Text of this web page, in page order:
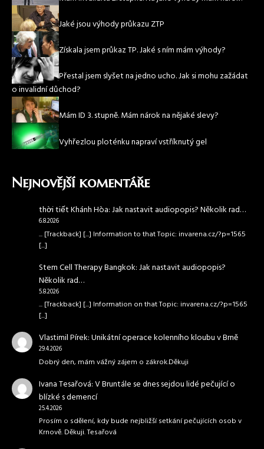
Jaké jsou výhody průkazu ZTP
Získala jsem průkaz TP. Jaké s ním mám výhody?
Přestal jsem slyšet na jedno ucho. Jak si mohu zažádat
o invalidní důchod?
Mám ID 3. stupně. Mám nárok na nějaké slevy?
Vyhřezlou ploténku napraví vstříknutý gel
Nejnovější komentáře
thời tiết Khánh Hòa:Jak nastavit audiopopis? Několik rad…
6.8.2026
... [Trackback] [...] Information to that Topic: invarena.cz/?p=1565
[...]
Stem Cell Therapy Bangkok:Jak nastavit audiopopis?
Několik rad…
5.8.2026
... [Trackback] [...] Information on that Topic: invarena.cz/?p=1565
[...]
Vlastimil Pírek:Unikátní operace kolenního kloubu v Brně
29.4.2026
Dobrý den, mám vážný zájem o zákrok.Děkuji
Ivana Tesařová:V Bruntále se dnes sejdou lidé pečující o
blízké s demencí
25.4.2026
Prosím o sdělení, kdy bude nejbližší setkání pečujících osob v
Krnově. Děkuji. Tesařová